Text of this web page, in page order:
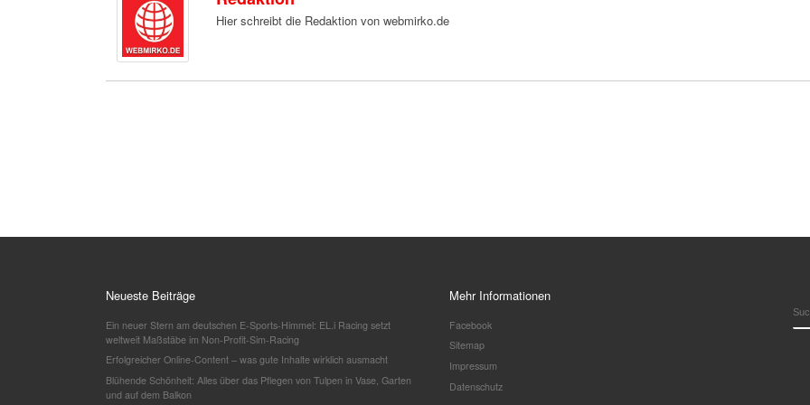
Hier schreibt die Redaktion von webmirko.de
Neueste Beiträge
Ein neuer Stern am deutschen E-Sports-Himmel: EL.i Racing setzt
weltweit Maßstäbe im Non-Profit-Sim-Racing
Erfolgreicher Online-Content – was gute Inhalte wirklich ausmacht
Blühende Schönheit: Alles über das Pflegen von Tulpen in Vase, Garten
und auf dem Balkon
Mehr Informationen
Facebook
Sitemap
Impressum
Datenschutz